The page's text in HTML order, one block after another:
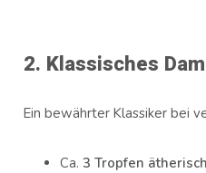
2. Klassisches
Ein bewährter Klassiker bei
Ca. 3 Tropfen